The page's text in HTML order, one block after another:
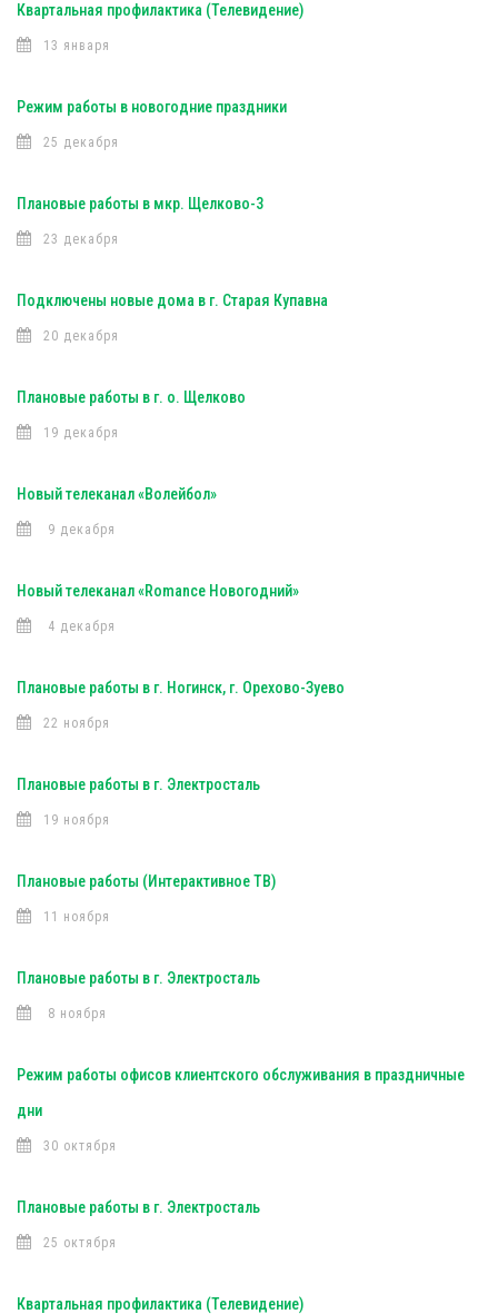
Квартальная профилактика (Телевидение)
13 января
Режим работы в новогодние праздники
25 декабря
Плановые работы в мкр. Щелково-3
23 декабря
Подключены новые дома в г. Старая Купавна
20 декабря
Плановые работы в г. о. Щелково
19 декабря
Новый телеканал «Волейбол»
9 декабря
Новый телеканал «Romance Новогодний»
4 декабря
Плановые работы в г. Ногинск, г. Орехово-Зуево
22 ноября
Плановые работы в г. Электросталь
19 ноября
Плановые работы (Интерактивное ТВ)
11 ноября
Плановые работы в г. Электросталь
8 ноября
Режим работы офисов клиентского обслуживания в праздничные
дни
30 октября
Плановые работы в г. Электросталь
25 октября
Квартальная профилактика (Телевидение)